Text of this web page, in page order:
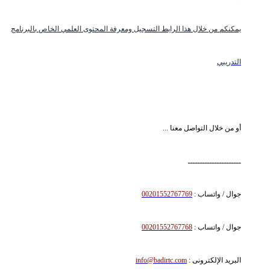
يمكنكم من خلال هذا الرابط التسجيل ومعرفة المحتوى العلمي الخاص بالبرنامج
التدريبي
أو من خلال التواصل معنا ...
جوال / واتساب : 00201552767769
جوال / واتساب : 00201552767768
البريد الإلكترونى : info@badirtc.com